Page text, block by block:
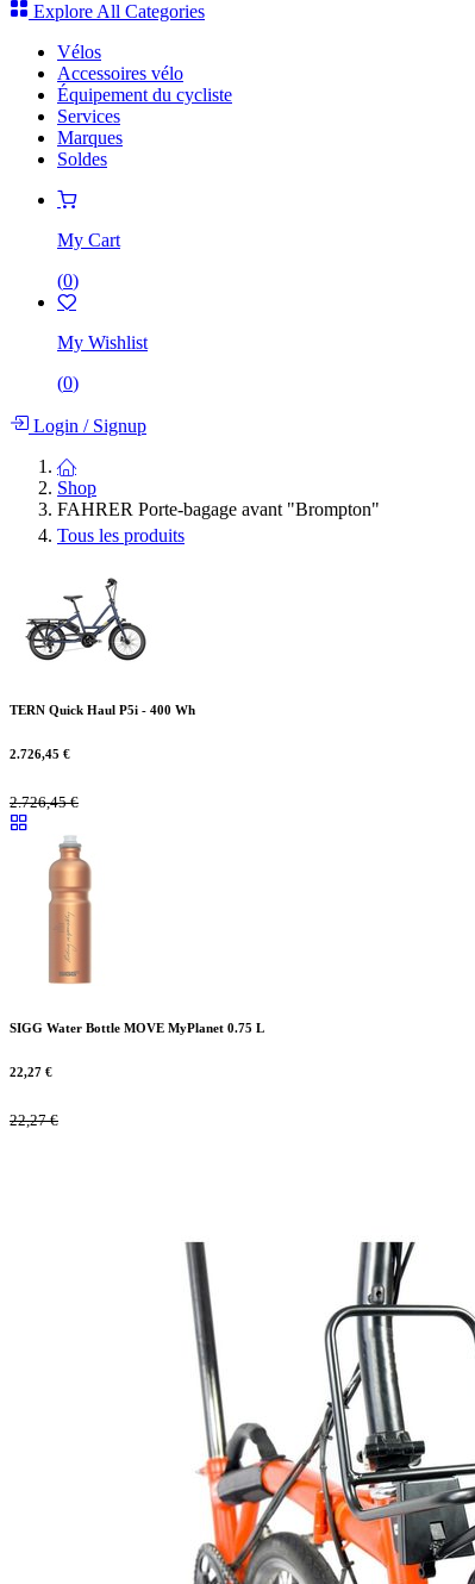
Explore All Categories
Vélos
Accessoires vélo
Équipement du cycliste
Services
Marques
Soldes
My Cart
(0)
My Wishlist
(0)
Login /Signup
Shop
FAHRER Porte-bagage avant "Brompton"
Tous les produits
TERN Quick Haul P5i - 400 Wh
2.726,45 €
2.726,45€
SIGG Water Bottle MOVE MyPlanet 0.75 L
22,27 €
22,27€